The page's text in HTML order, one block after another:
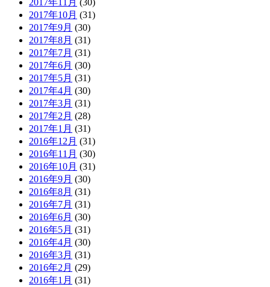
2017年11月 (30)
2017年10月 (31)
2017年9月 (30)
2017年8月 (31)
2017年7月 (31)
2017年6月 (30)
2017年5月 (31)
2017年4月 (30)
2017年3月 (31)
2017年2月 (28)
2017年1月 (31)
2016年12月 (31)
2016年11月 (30)
2016年10月 (31)
2016年9月 (30)
2016年8月 (31)
2016年7月 (31)
2016年6月 (30)
2016年5月 (31)
2016年4月 (30)
2016年3月 (31)
2016年2月 (29)
2016年1月 (31)